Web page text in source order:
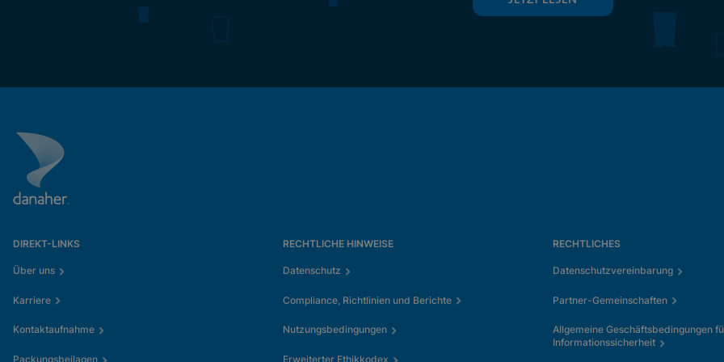
DIREKT-LINKS
Über uns
Karriere
Kontaktaufnahme
Packungsbeilagen
RECHTLICHE HINWEISE
Datenschutz
Compliance, Richtlinien und Berichte
Nutzungsbedingungen
Erweiterter Ethikkodex
RECHTLICHES
Datenschutzvereinbarung
Partner-Gemeinschaften
Allgemeine Geschäftsbedingungen
Informationssicherheit